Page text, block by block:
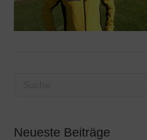
Neueste Beiträge